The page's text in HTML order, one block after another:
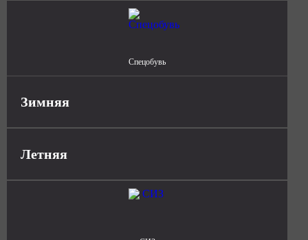
Спецобувь
Зимняя
Летняя